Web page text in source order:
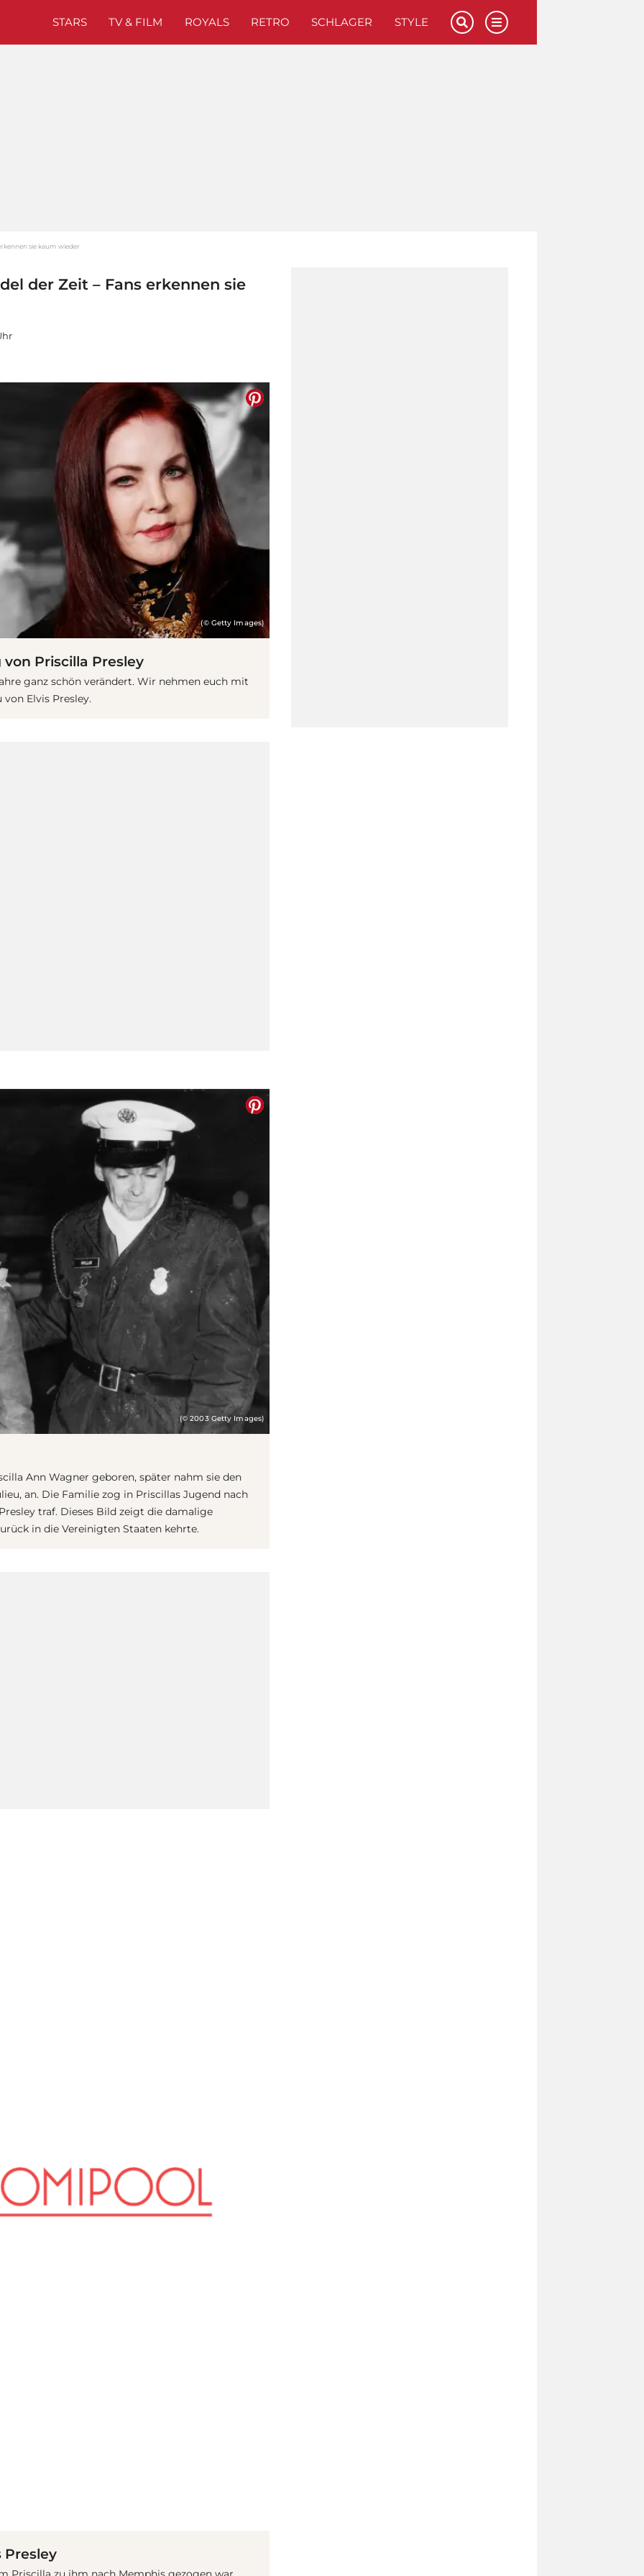
STARS TV & FILM ROYALS RETRO SCHLAGER STYLE
sie kaum wieder
der Zeit – Fans erkennen sie
(© Getty Images)
Priscilla Presley
ganz schön verändert. Wir nehmen euch mit
Elvis Presley.
(© 2003 Getty Images)
Ann Wagner geboren, später nahm sie den
an. Die Familie zog in Priscillas Jugend nach
traf. Dieses Bild zeigt die damalige
in die Vereinigten Staaten kehrte.
Presley